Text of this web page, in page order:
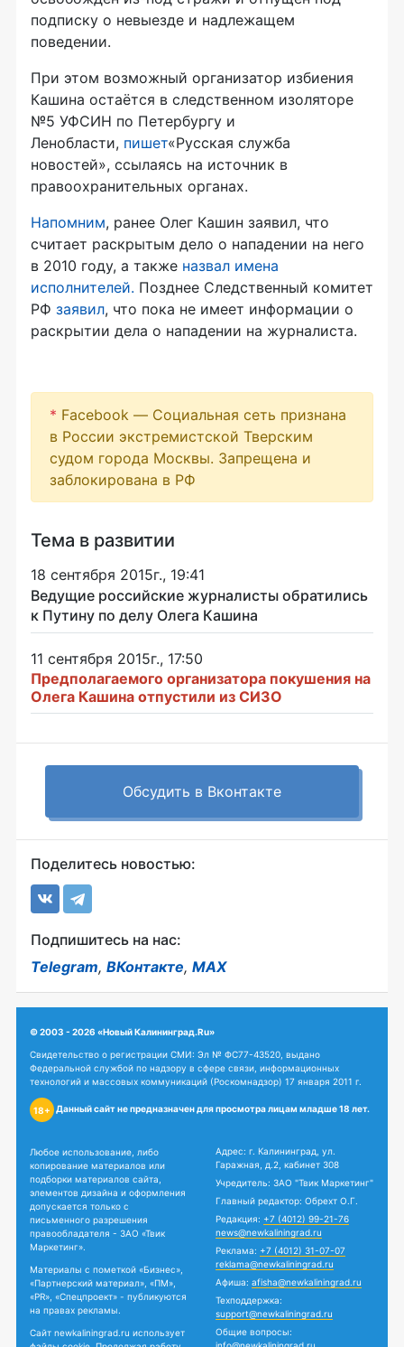
подписку о невыезде и надлежащем
поведении.
При этом возможный организатор избиения
Кашина остаётся в следственном изоляторе
№5 УФСИН по Петербургу и
Ленобласти, пишет«Русская служба
новостей», ссылаясь на источник в
правоохранительных органах.
Напомним, ранее Олег Кашин заявил, что
считает раскрытым дело о нападении на него
в 2010 году, а также назвал имена
исполнителей. Позднее Следственный комитет
РФ заявил, что пока не имеет информации о
раскрытии дела о нападении на журналиста.
* Facebook — Социальная сеть признана
в России экстремистской Тверским
судом города Москвы. Запрещена и
заблокирована в РФ
Тема в развитии
18 сентября 2015г., 19:41
Ведущие российские журналисты обратились
к Путину по делу Олега Кашина
11 сентября 2015г., 17:50
Предполагаемого организатора покушения на
Олега Кашина отпустили из СИЗО
Обсудить в Вконтакте
Поделитесь новостью:
Подпишитесь на нас:
Telegram, ВКонтакте, MAX
© 2003 - 2026 «Новый Калининград.Ru»
Свидетельство о регистрации СМИ: Эл № ФС77-43520, выдано
Федеральной службой по надзору в сфере связи, информационных
технологий и массовых коммуникаций (Роскомнадзор) 17 января 2011 г.
18+ Данный сайт не предназначен для просмотра лицам младше 18 лет.
Любое использование, либо
копирование материалов или
подборки материалов сайта,
элементов дизайна и оформления
допускается только с
письменного разрешения
правообладателя - ЗАО «Твик
Маркетинг».
Материалы с пометкой «Бизнес»,
«Партнерский материал», «ПМ»,
«PR», «Спецпроект» - публикуются
на правах рекламы.
Сайт newkaliningrad.ru использует
Адрес: г. Калининград, ул.
Гаражная, д.2, кабинет 308
Учредитель: ЗАО "Твик Маркетинг"
Главный редактор: Обрехт О.Г.
Редакция: +7 (4012) 99-21-76
news@newkaliningrad.ru
Реклама: +7 (4012) 31-07-07
reklama@newkaliningrad.ru
Афиша: afisha@newkaliningrad.ru
Техподдержка:
support@newkaliningrad.ru
Общие вопросы: